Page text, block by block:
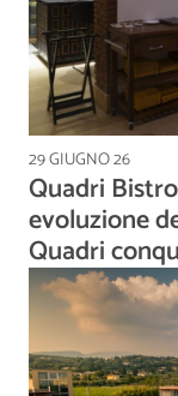
29 GIUGNO 26
Quadri
evoluzione
Quadri